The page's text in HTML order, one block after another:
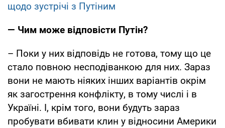
щодо зустрічі з Путіним
— Чим може відповісти Путін?
– Поки у них відповідь не готова, тому що це
стало повною несподіванкою для них. Зараз
вони не мають ніяких інших варіантів окрім
як загострення конфлікту, в тому числі і в
Україні. І, крім того, вони будуть зараз
пробувати вбивати клин у відносини Америки